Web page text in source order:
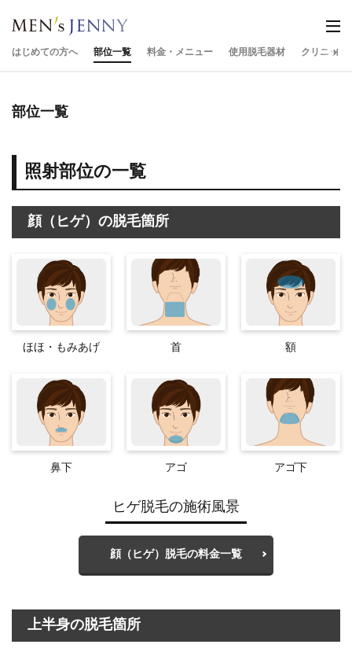
はじめての方へ 部位一覧 料金・メニュー 使用脱毛器材 クリニック
部位一覧
照射部位の一覧
顔（ヒゲ）の脱毛箇所
ほほ・もみあげ 首 額
鼻下 アゴ アゴ下
ヒゲ脱毛の施術風景
顔（ヒゲ）脱毛の料金一覧
上半身の脱毛箇所